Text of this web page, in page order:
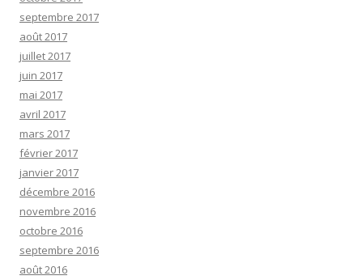
septembre 2017
août 2017
juillet 2017
juin 2017
mai 2017
avril 2017
mars 2017
février 2017
janvier 2017
décembre 2016
novembre 2016
octobre 2016
septembre 2016
août 2016